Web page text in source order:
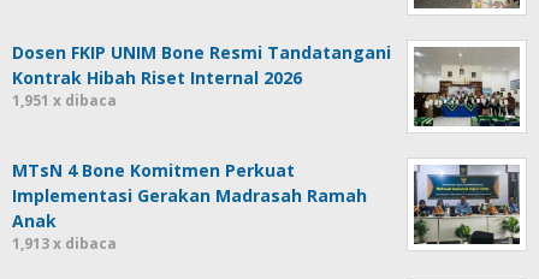
Dosen FKIP UNIM Bone Resmi Tandatangani
Kontrak Hibah Riset Internal 2026
1,951 x dibaca
MTsN 4 Bone Komitmen Perkuat
Implementasi Gerakan Madrasah Ramah
Anak
1,913 x dibaca